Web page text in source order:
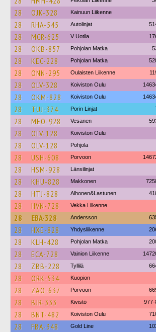
28 OJK-328 Kainuun Liikenne
28 RHA-545 Autolinjat
28 MCR-625 V Uotila
28 OKB-857 Pohjolan Matka
28 KEC-228 Pohjolan Matka
28 ONN-295 Oulaisten Liikenne
28 OLV-328 Koiviston Oulu
28 OKM-828 Koiviston Oulu
28 TUJ-374 Porin Linjat
28 MEO-928 Vesanen
28 OLV-128 Koiviston Oulu
28 OLV-128 Pohjola
28 USH-608 Porvoon
28 HSM-928 Länsilinjat
28 KHU-828 Makkonen
28 HTJ-828 Alhonen&Lastunen
28 HVN-728 Vekka Liikenne
28 EBA-328 Andersson
28 HXE-828 Yhdysliikenne
28 KLH-428 Pohjolan Matka
28 ECA-728 Vainion Liikenne
28 ZBB-228 Tyllilä
28 ORK-534 Kuopion
28 ZAO-637 Porvoon
28 BJR-333 Kivistö 977-
28 BNT-482 Koiviston Oulu
28 FBA-348 Gold Line